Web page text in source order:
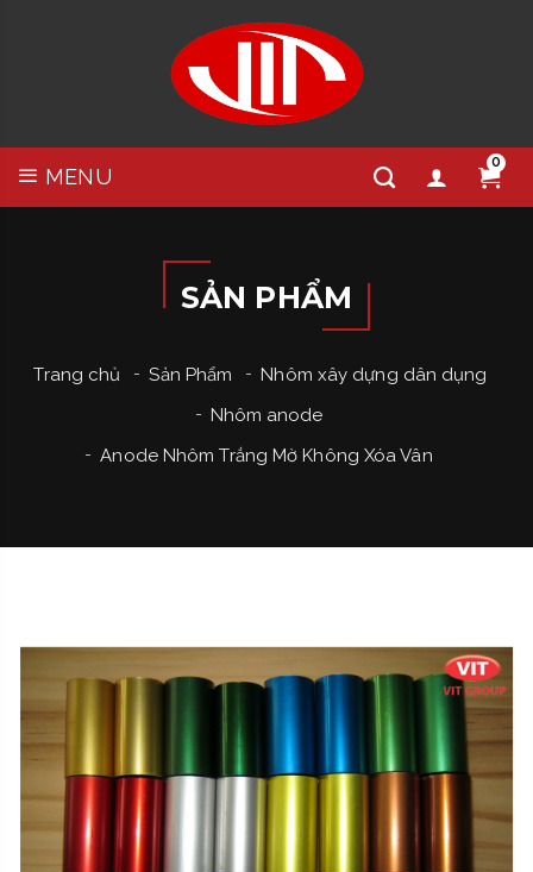
MENU
0
SẢN PHẨM
Trang chủ Sản Phẩm
Nhôm xây dựng dân dụng
Nhôm anode
Anode Nhôm Trắng Mờ Không Xóa Vân